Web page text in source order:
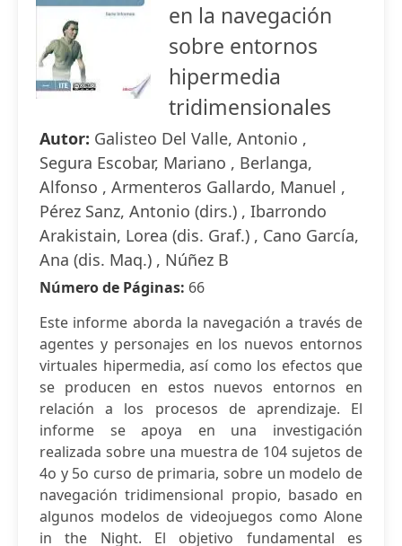
en la navegación
sobre entornos
hipermedia
tridimensionales
Autor: Galisteo Del Valle, Antonio ,
Segura Escobar, Mariano , Berlanga,
Alfonso , Armenteros Gallardo, Manuel ,
Pérez Sanz, Antonio (dirs.) , Ibarrondo
Arakistain, Lorea (dis. Graf.) , Cano García,
Ana (dis. Maq.) , Núñez B
Número de Páginas: 66
Este informe aborda la navegación a través de
agentes y personajes en los nuevos entornos
virtuales hipermedia, así como los efectos que
se producen en estos nuevos entornos en
relación a los procesos de aprendizaje. El
informe se apoya en una investigación
realizada sobre una muestra de 104 sujetos de
4o y 5o curso de primaria, sobre un modelo de
navegación tridimensional propio, basado en
algunos modelos de videojuegos como Alone
in the Night. El objetivo fundamental es